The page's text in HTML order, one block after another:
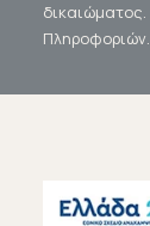
δικαιώματος.
Πληροφοριών.